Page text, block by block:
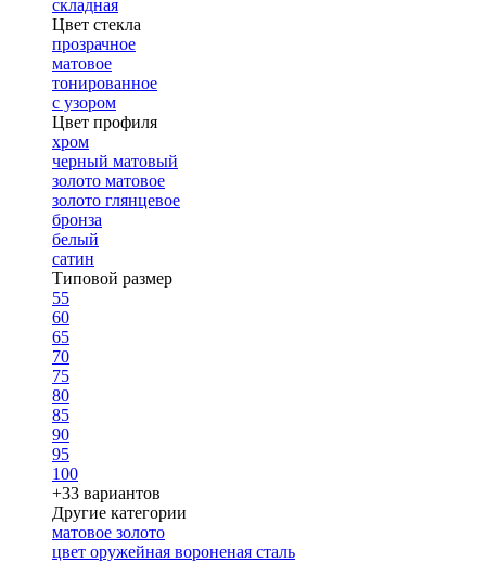
складная
Цвет стекла
прозрачное
матовое
тонированное
с узором
Цвет профиля
хром
черный матовый
золото матовое
золото глянцевое
бронза
белый
сатин
Типовой размер
55
60
65
70
75
80
85
90
95
100
+33 вариантов
Другие категории
матовое золото
цвет оружейная вороненая сталь